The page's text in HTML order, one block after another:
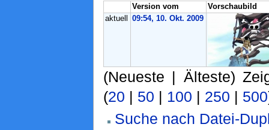
Version vom
Vorschaubild
aktuell
09:54, 10. Okt. 2009
(Neueste | Älteste)
(20 | 50 | 100 | 250 | 500
Suche nach Datei-